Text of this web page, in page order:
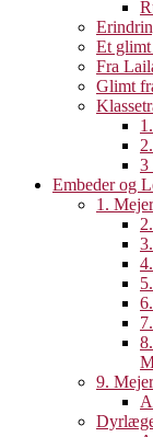
Et glimt
Fra
Glimt
3
Embeder og
1.
9.